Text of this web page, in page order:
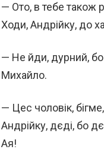
— Ото, в тебе також
Ходи, Андрійку, до
— Не йди, дурний, бо
Михайло.
— Цес чоловік,
Андрійку, дєді, бо
Ая!